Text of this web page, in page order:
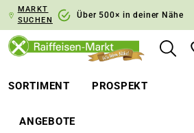
Zur Hauptnavigation
MARKT
SUCHEN
Über 500× in deiner Nähe
SORTIMENT PROSPEKT
ANGEBOTE